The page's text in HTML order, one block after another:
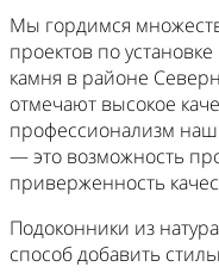
Мы гордимся
проектов по
камня в районе
отмечают высокое
профессионализм
— это возможность
приверженность
Подоконники из
способ добавить